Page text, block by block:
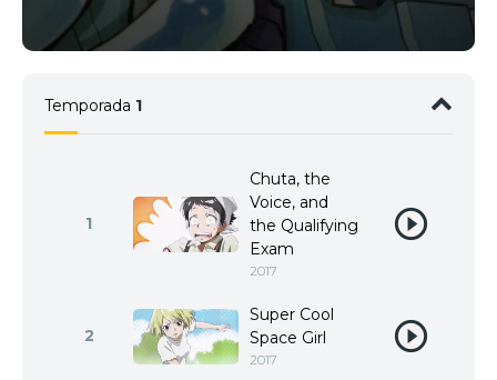
Temporada 1
1
Chuta, the
Voice, and
the Qualifying
Exam
2017
2
Super Cool
Space Girl
2017